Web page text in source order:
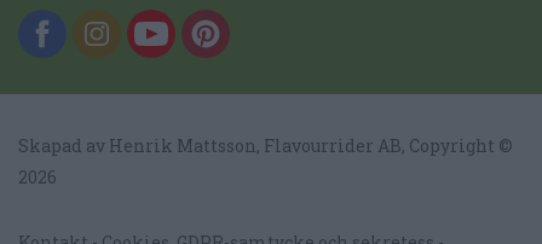
Skapad av Henrik Mattsson, Flavourrider AB, Copyright ©
2026